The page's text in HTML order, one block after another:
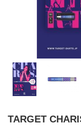
TARGET